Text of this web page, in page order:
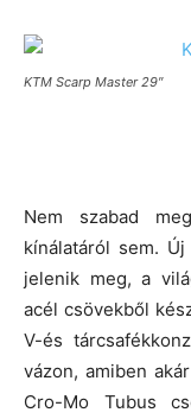
KTM Scarp Master 29″
Nem szabad
kínálatáról sem.
jelenik meg, a
acél csövekből
V-és
vázon, amiben
Cro-Mo Tubus